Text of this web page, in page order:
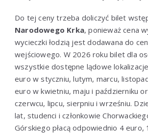
Do tej ceny trzeba doliczyć bilet
Narodowego Krka, ponieważ cena
wycieczki łodzią jest dodawana do
wejściowego. W 2026 roku bilet dla
wszystkie dostępne lądowe
euro w styczniu, lutym, marcu,
euro w kwietniu, maju i październiku
czerwcu, lipcu, sierpniu i wrześniu.
lat, studenci i członkowie
Górskiego płacą odpowiednio 4 euro,